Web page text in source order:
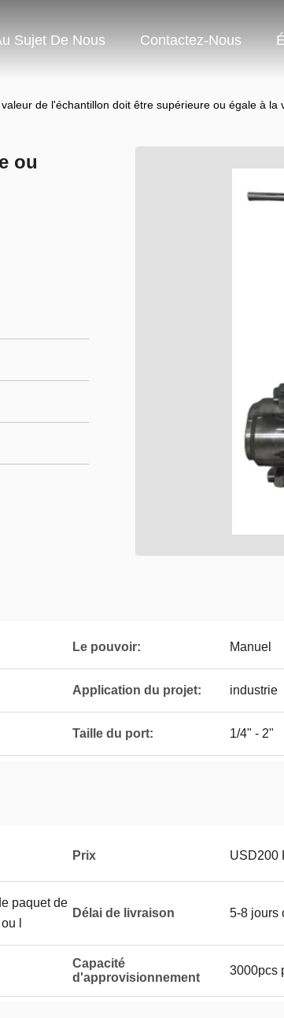
Sujet De Nous Contactez-Nous
de l'échantillon doit être supérieure ou égale à la
ou
Le pouvoir: Manuel
Application du projet: industrie
Taille du port: 1/4" - 2"
Prix USD200
paquet de
l
Délai de livraison 5-8 jours
Capacité
d'approvisionnement
3000pcs